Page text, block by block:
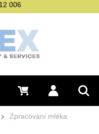
Přihlásit se
0 Kč
info@bolex.cz
Zpracování mléka